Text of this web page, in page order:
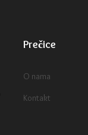
Prečice
O nama
Kontakt